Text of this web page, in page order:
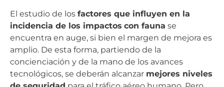
El estudio de los factores que influyen en la
incidencia de los impactos con fauna se
encuentra en auge, si bien el margen de mejora es
amplio. De esta forma, partiendo de la
concienciación y de la mano de los avances
tecnológicos, se deberán alcanzar mejores niveles